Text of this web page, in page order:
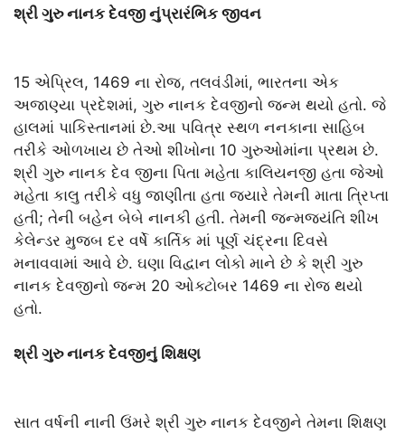
શ્રી ગુરુ નાનક દેવજી નુંપ્રારંભિક જીવન
15 એપ્રિલ, 1469 ના રોજ, તલવંડીમાં, ભારતના એક
અજાણ્યા પ્રદેશમાં, ગુરુ નાનક દેવજીનો જન્મ થયો હતો. જે
હાલમાં પાકિસ્તાનમાં છે.આ પવિત્ર સ્થળ નનકાના સાહિબ
તરીકે ઓળખાય છે તેઓ શીખોના 10 ગુરુઓમાંના પ્રથમ છે.
શ્રી ગુરુ નાનક દેવ જીના પિતા મહેતા કાલિયનજી હતા જેઓ
મહેતા કાલુ તરીકે વધુ જાણીતા હતા જ્યારે તેમની માતા ત્રિપ્તા
હતી; તેની બહેન બેબે નાનકી હતી. તેમની જન્મજયંતિ શીખ
કેલેન્ડર મુજબ દર વર્ષે કાર્તિક માં પૂર્ણ ચંદ્રના દિવસે
મનાવવામાં આવે છે. ઘણા વિદ્વાન લોકો માને છે કે શ્રી ગુરુ
નાનક દેવજીનો જન્મ 20 ઓક્ટોબર 1469 ના રોજ થયો
હતો.
શ્રી ગુરુ નાનક દેવજીનું શિક્ષણ
સાત વર્ષની નાની ઉંમરે શ્રી ગુરુ નાનક દેવજીને તેમના શિક્ષણ